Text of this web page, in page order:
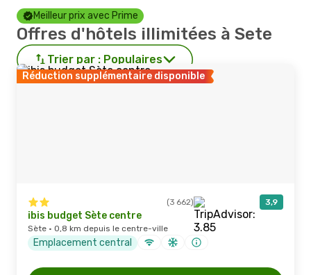
Meilleur prix avec Prime
Offres d'hôtels illimitées à Sete
Trier par : Populaires
Réduction supplémentaire disponible
(3 662) 3,9
ibis budget Sète centre
Sète · 0,8 km depuis le centre-ville
Emplacement central